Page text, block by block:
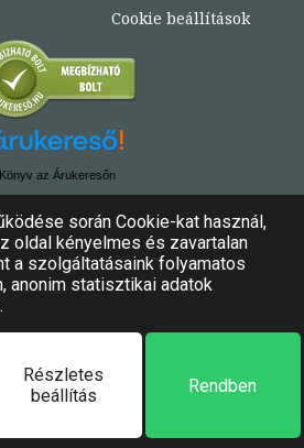
Cookie beállítások
Könyv az Árukeresőn
jog fenntartva!